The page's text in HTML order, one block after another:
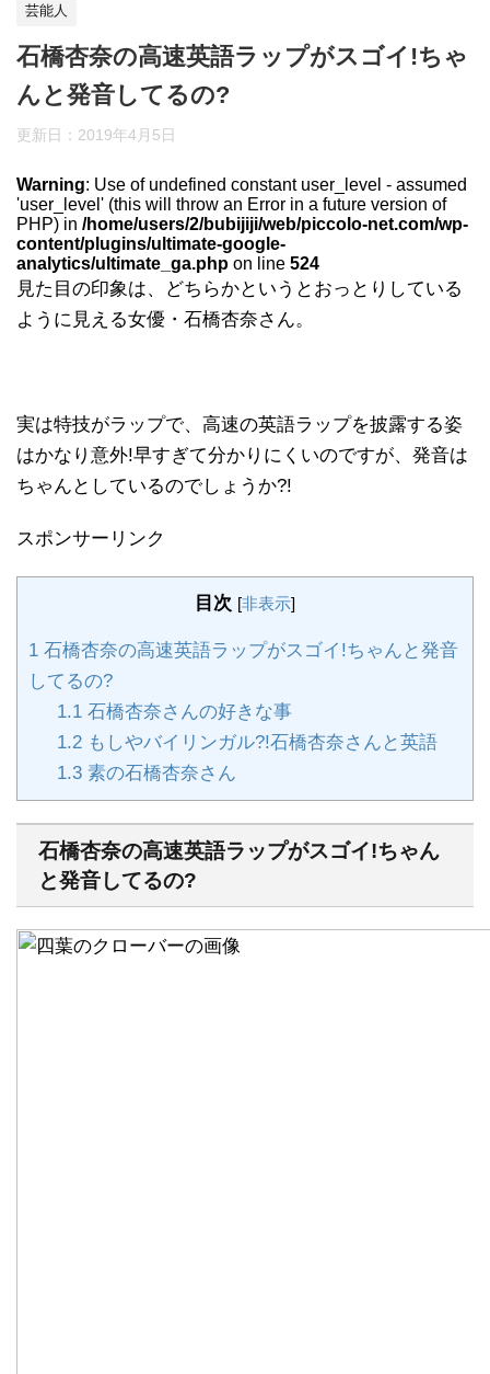
芸能人
石橋杏奈の高速英語ラップがスゴイ!ちゃ
んと発音してるの?
更新日： 2019年4月5日
Warning: Use of undefined constant user_level - assumed
'user_level' (this will throw an Error in a future version of
PHP) in /home/users/2/bubijiji/web/piccolo-net.com/wp-
content/plugins/ultimate-google-
analytics/ultimate_ga.php on line 524
見た目の印象は、どちらかというとおっとりしている
ように見える女優・石橋杏奈さん。
実は特技がラップで、高速の英語ラップを披露する姿
はかなり意外!早すぎて分かりにくいのですが、発音は
ちゃんとしているのでしょうか?!
スポンサーリンク
目次 [非表示]
1 石橋杏奈の高速英語ラップがスゴイ!ちゃんと発音
してるの?
1.1石橋杏奈さんの好きな事
1.2もしやバイリンガル?!石橋杏奈さんと英語
1.3素の石橋杏奈さん
石橋杏奈の高速英語ラップがスゴイ!ちゃん
と発音してるの?